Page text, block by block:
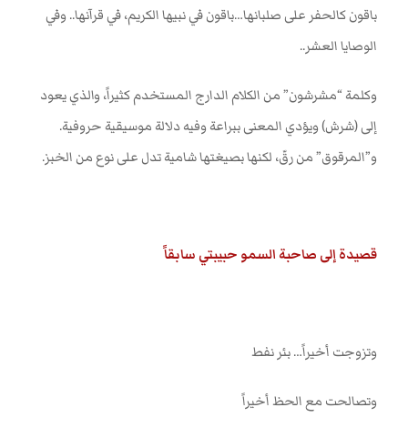
باقون كالحفر على صلبانها…باقون في نبيها الكريم، في قرآنها.. وفي
الوصايا العشر..
وكلمة “مشرشون” من الكلام الدارج المستخدم كثيراً، والذي يعود
إلى (شرش) ويؤدي المعنى ببراعة وفيه دلالة موسيقية حروفية.
و”المرقوق” من رقّ، لكنها بصيغتها شامية تدل على نوع من الخبز.
قصيدة إلى صاحبة السمو حبيبتي سابقاً
وتزوجت أخيراً… بئر نفط
وتصالحت مع الحظ أخيراً